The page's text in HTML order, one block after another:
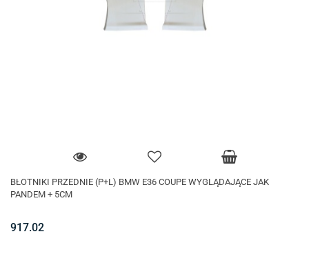
BŁOTNIKI PRZEDNIE (P+L) BMW E36 COUPE WYGLĄDAJĄCE JAK
PANDEM + 5CM
917.02